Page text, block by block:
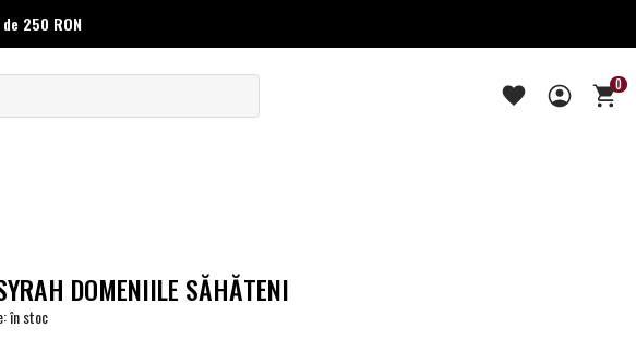
250 RON
0
DOMENIILE SĂHĂTENI
în stoc